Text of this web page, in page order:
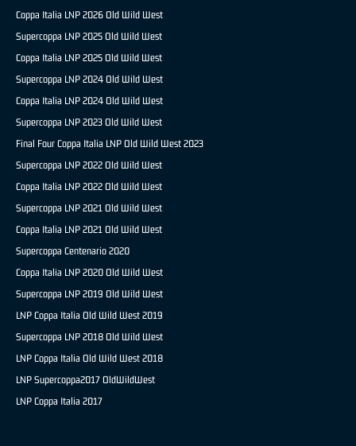
Coppa Italia LNP 2026 Old Wild West
Supercoppa LNP 2025 Old Wild West
Coppa Italia LNP 2025 Old Wild West
Supercoppa LNP 2024 Old Wild West
Coppa Italia LNP 2024 Old Wild West
Supercoppa LNP 2023 Old Wild West
Final Four Coppa Italia LNP Old Wild West 2023
Supercoppa LNP 2022 Old Wild West
Coppa Italia LNP 2022 Old Wild West
Supercoppa LNP 2021 Old Wild West
Coppa Italia LNP 2021 Old Wild West
Supercoppa Centenario 2020
Coppa Italia LNP 2020 Old Wild West
Supercoppa LNP 2019 Old Wild West
LNP Coppa Italia Old Wild West 2019
Supercoppa LNP 2018 Old Wild West
LNP Coppa Italia Old Wild West 2018
LNP Supercoppa2017 OldWildWest
LNP Coppa Italia 2017